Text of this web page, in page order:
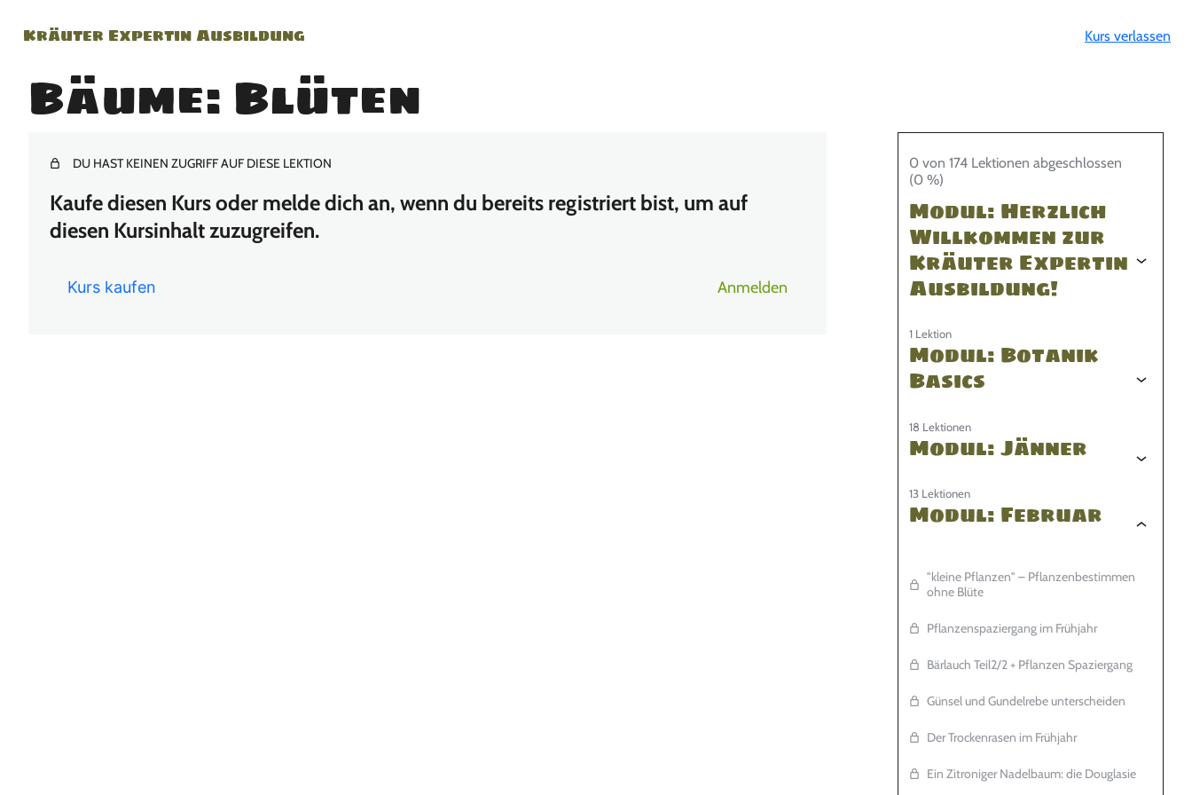
Kräuter Expertin Ausbildung Kurs verlassen
Bäume: Blüten
0 von 174 Lektionen abgeschlossen
(0 %)
Modul: Herzlich
Willkommen zur
Kräuter Expertin
Ausbildung!
1 Lektion
Modul: Botanik
Basics
18 Lektionen
Modul: Jänner
13 Lektionen
Modul: Februar
"kleine Pflanzen" – Pflanzenbestimmen
ohne Blüte
Pflanzenspaziergang im Frühjahr
Bärlauch Teil2/2 + Pflanzen Spaziergang
Günsel und Gundelrebe unterscheiden
Der Trockenrasen im Frühjahr
Ein Zitroniger Nadelbaum: die Douglasie
DU HAST KEINEN ZUGRIFF AUF DIESE LEKTION
Kaufe diesen Kurs oder melde dich an, wenn du bereits registriert bist, um auf
diesen Kursinhalt zuzugreifen.
Kurs kaufen Anmelden